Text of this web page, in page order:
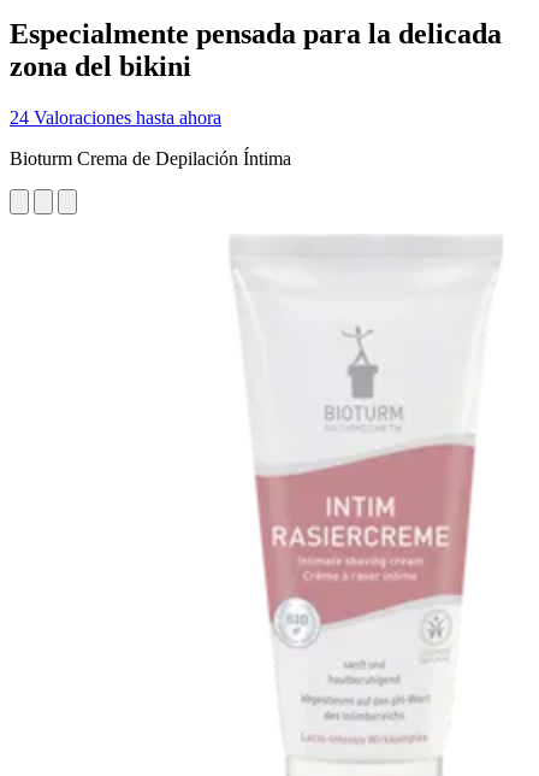
Especialmente pensada para la delicada
zona del bikini
24 Valoraciones hasta ahora
Bioturm Crema de Depilación Íntima